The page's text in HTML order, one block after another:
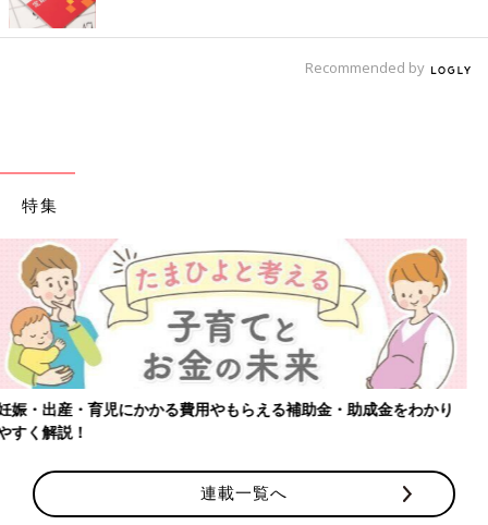
Recommended by
特集
【ワクチン接種できるものも】妊婦の感染症対策、知っておいて！
連載一覧へ